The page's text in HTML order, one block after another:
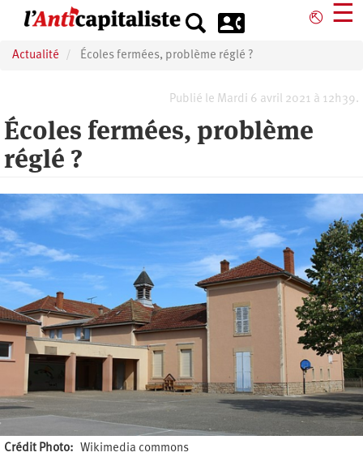
principal
⎋ ☰
Actualité Écoles fermées, problème réglé ?
Publié le Mardi 6 avril 2021 à 12h39.
Écoles fermées, problème
réglé ?
Crédit Photo Wikimedia commons